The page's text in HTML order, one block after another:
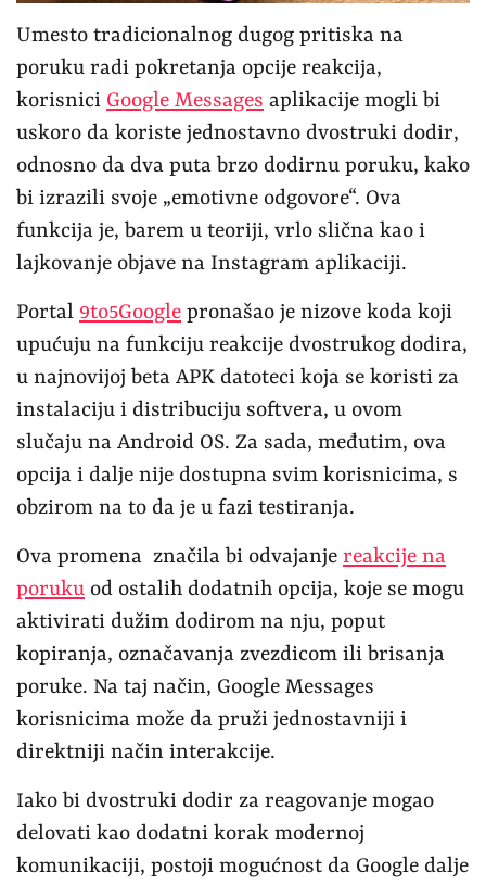
Umesto tradicionalnog dugog pritiska na
poruku radi pokretanja opcije reakcija,
korisnici Google Messages aplikacije mogli bi
uskoro da koriste jednostavno dvostruki dodir,
odnosno da dva puta brzo dodirnu poruku, kako
bi izrazili svoje „emotivne odgovore“. Ova
funkcija je, barem u teoriji, vrlo slična kao i
lajkovanje objave na Instagram aplikaciji.
Portal 9to5Google pronašao je nizove koda koji
upućuju na funkciju reakcije dvostrukog dodira,
u najnovijoj beta APK datoteci koja se koristi za
instalaciju i distribuciju softvera, u ovom
slučaju na Android OS. Za sada, međutim, ova
opcija i dalje nije dostupna svim korisnicima, s
obzirom na to da je u fazi testiranja.
Ova promena značila bi odvajanje reakcije na
poruku od ostalih dodatnih opcija, koje se mogu
aktivirati dužim dodirom na nju, poput
kopiranja, označavanja zvezdicom ili brisanja
poruke. Na taj način, Google Messages
korisnicima može da pruži jednostavniji i
direktniji način interakcije.
Iako bi dvostruki dodir za reagovanje mogao
delovati kao dodatni korak modernoj
komunikaciji, postoji mogućnost da Google dalje